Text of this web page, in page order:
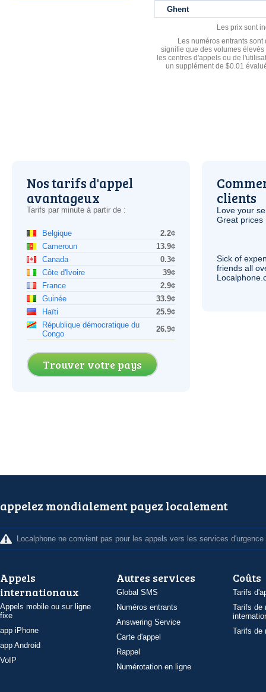
Ghent
Les prix sont
Les numéros entrants
signifie que des volumes
les centres d'appels ou de
un supplément de $0.01
Nos tarifs d'appel
avantageux
Tarifs par minute à partir de :
Belgique
2.2¢
Cameroun
13.9¢
Canada
0.3¢
Côte d'Ivoire
39¢
France
2.9¢
Guinée
33.9¢
Haïti
25.9¢
République démocratique du
Congo
26.9¢
Trouver votre pays
clients
Love your
Great prices
Sick of
friends all
appelez mondialement payez localement
Localphone ne convient pas pour les appels vers les services d'urgence
Appels
internationaux
Appels mobile ou sur ligne
fixe
app iPhone
app Android
VoIP
Autres services
Global SMS
Numéros entrants
Answering Service
Carte d'appel
Rappel
Numérotation en ligne
Coûts
Tarifs
Tarifs de
Tarifs de